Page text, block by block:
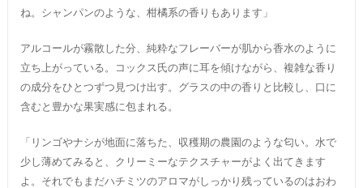
ね。シャンパンのような、柑橘系の香りもあります」
アルコールが霧散した分、純粋なフレーバーが肌から香水のように
立ち上がっている。コックス氏の声に耳を傾けながら、複雑な香り
の成分をひとつずつ見つけ出す。グラスの中の香りと比較し、口に
含むと豊かな果実感に包まれる。
「リンゴやナシが地面に落ちた、収穫期の農園のような匂い。水で
少し薄めてみると、クリーミーなテクスチャーがよく出てきます
よ。それでもまだハチミツのアロマがしっかり残っているのはおわ